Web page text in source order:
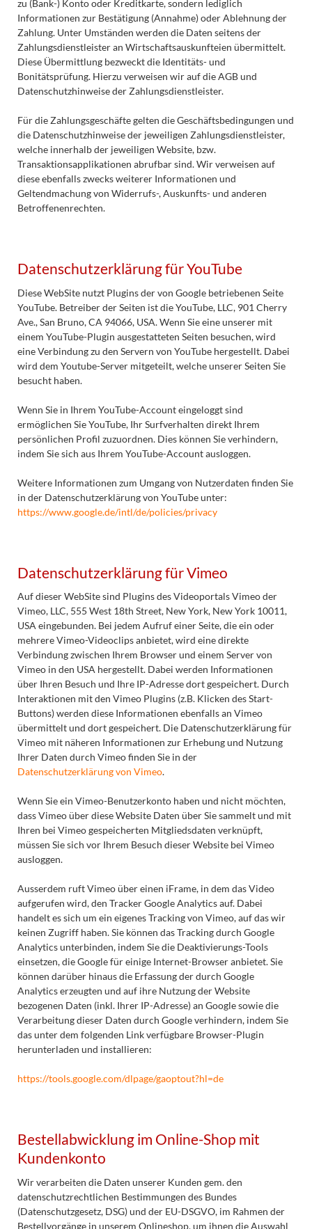
zu (Bank-) Konto oder Kreditkarte, sondern lediglich
Informationen zur Bestätigung (Annahme) oder Ablehnung der
Zahlung. Unter Umständen werden die Daten seitens der
Zahlungsdienstleister an Wirtschaftsauskunfteien übermittelt.
Diese Übermittlung bezweckt die Identitäts- und
Bonitätsprüfung. Hierzu verweisen wir auf die AGB und
Datenschutzhinweise der Zahlungsdienstleister.
Für die Zahlungsgeschäfte gelten die Geschäftsbedingungen und
die Datenschutzhinweise der jeweiligen Zahlungsdienstleister,
welche innerhalb der jeweiligen Website, bzw.
Transaktionsapplikationen abrufbar sind. Wir verweisen auf
diese ebenfalls zwecks weiterer Informationen und
Geltendmachung von Widerrufs-, Auskunfts- und anderen
Betroffenenrechten.
Datenschutzerklärung für YouTube
Diese WebSite nutzt Plugins der von Google betriebenen Seite
YouTube. Betreiber der Seiten ist die YouTube, LLC, 901 Cherry
Ave., San Bruno, CA 94066, USA. Wenn Sie eine unserer mit
einem YouTube-Plugin ausgestatteten Seiten besuchen, wird
eine Verbindung zu den Servern von YouTube hergestellt. Dabei
wird dem Youtube-Server mitgeteilt, welche unserer Seiten Sie
besucht haben.
Wenn Sie in Ihrem YouTube-Account eingeloggt sind
ermöglichen Sie YouTube, Ihr Surfverhalten direkt Ihrem
persönlichen Profil zuzuordnen. Dies können Sie verhindern,
indem Sie sich aus Ihrem YouTube-Account ausloggen.
Weitere Informationen zum Umgang von Nutzerdaten finden Sie
in der Datenschutzerklärung von YouTube unter:
https://www.google.de/intl/de/policies/privacy
Datenschutzerklärung für Vimeo
Auf dieser WebSite sind Plugins des Videoportals Vimeo der
Vimeo, LLC, 555 West 18th Street, New York, New York 10011,
USA eingebunden. Bei jedem Aufruf einer Seite, die ein oder
mehrere Vimeo-Videoclips anbietet, wird eine direkte
Verbindung zwischen Ihrem Browser und einem Server von
Vimeo in den USA hergestellt. Dabei werden Informationen
über Ihren Besuch und Ihre IP-Adresse dort gespeichert. Durch
Interaktionen mit den Vimeo Plugins (z.B. Klicken des Start-
Buttons) werden diese Informationen ebenfalls an Vimeo
übermittelt und dort gespeichert. Die Datenschutzerklärung für
Vimeo mit näheren Informationen zur Erhebung und Nutzung
Ihrer Daten durch Vimeo finden Sie in der
Datenschutzerklärung von Vimeo.
Wenn Sie ein Vimeo-Benutzerkonto haben und nicht möchten,
dass Vimeo über diese Website Daten über Sie sammelt und mit
Ihren bei Vimeo gespeicherten Mitgliedsdaten verknüpft,
müssen Sie sich vor Ihrem Besuch dieser Website bei Vimeo
ausloggen.
Ausserdem ruft Vimeo über einen iFrame, in dem das Video
aufgerufen wird, den Tracker Google Analytics auf. Dabei
handelt es sich um ein eigenes Tracking von Vimeo, auf das wir
keinen Zugriff haben. Sie können das Tracking durch Google
Analytics unterbinden, indem Sie die Deaktivierungs-Tools
einsetzen, die Google für einige Internet-Browser anbietet. Sie
können darüber hinaus die Erfassung der durch Google
Analytics erzeugten und auf ihre Nutzung der Website
bezogenen Daten (inkl. Ihrer IP-Adresse) an Google sowie die
Verarbeitung dieser Daten durch Google verhindern, indem Sie
das unter dem folgenden Link verfügbare Browser-Plugin
herunterladen und installieren:
https://tools.google.com/dlpage/gaoptout?hl=de
Bestellabwicklung im Online-Shop mit
Kundenkonto
Wir verarbeiten die Daten unserer Kunden gem. den
datenschutzrechtlichen Bestimmungen des Bundes
(Datenschutzgesetz, DSG) und der EU-DSGVO, im Rahmen der
Bestellvorgänge in unserem Onlineshop, um ihnen die Auswahl